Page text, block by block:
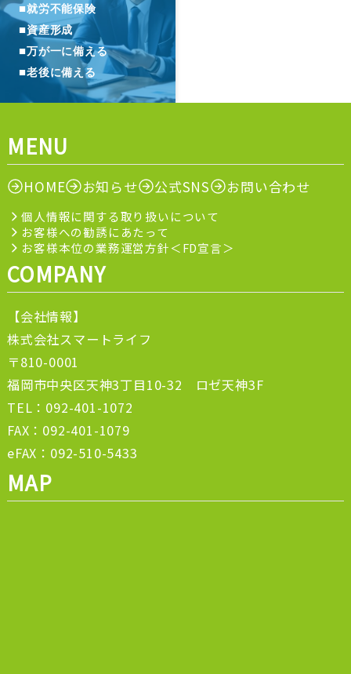
■就労不能保険
■資産形成
■万が一に備える
■老後に備える
MENU
HOME お知らせ 公式SNS お問い合わせ
個人情報に関する取り扱いについて
お客様への勧誘にあたって
お客様本位の業務運営方針＜FD宣言＞
COMPANY
【会社情報】
株式会社スマートライフ
〒810-0001
福岡市中央区天神3丁目10-32 ロゼ天神3F
TEL：092-401-1072
FAX：092-401-1079
eFAX：092-510-5433
MAP